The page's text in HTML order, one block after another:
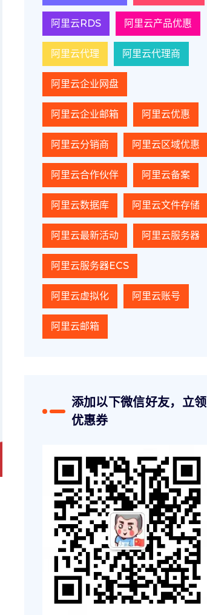
阿里云RDS 阿里云产品优惠
阿里云代理 阿里云代理商
阿里云企业网盘
阿里云企业邮箱 阿里云优惠
阿里云分销商 阿里云区域优惠
阿里云合作伙伴 阿里云备案
阿里云数据库 阿里云文件存储
阿里云最新活动 阿里云服务器
阿里云服务器ECS
阿里云虚拟化 阿里云账号
阿里云邮箱
添加以下微信好友，立领
优惠券